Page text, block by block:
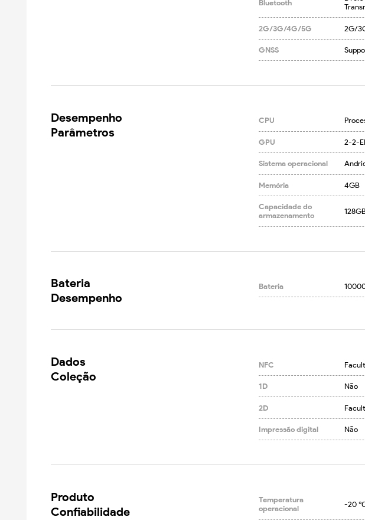
Bluetooth
2G/3G/4G/5G 2G/
GNSS
Desempenho
Parâmetros
CPU
GPU 2-2-
Sistema operacional
Memória 4GB
Capacidade do
armazenamento
Bateria
Desempenho
Bateria
Dados
Coleção
NFC
1D Não
2D
Impressão digital Não
Produto
Confiabilidade
Temperatura
operacional
-20